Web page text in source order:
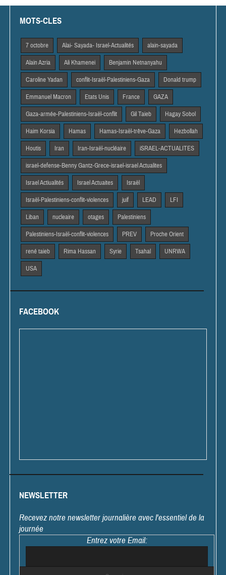
MOTS-CLES
7 octobre Alai- Sayada- Israel-Actualités alain-sayada
Alain Azria Ali Khamenei Benjamin Netnanyahu
Caroline Yadan conflit-Israël-Palestiniens-Gaza Donald trump
Emmanuel Macron Etats Unis France GAZA
Gaza-armée-Palestiniens-Israël-conflit Gil Taieb Hagay Sobol
Haim Korsia Hamas Hamas-Israël-trêve-Gaza Hezbollah
Houtis Iran Iran-Israël-nucléaire iSRAEL-ACTUALITES
israel-defense-Benny Gantz-Grece-israel-israel Actualites
Israel Actiualités Israel Actuaites Israël
Israël-Palestiniens-conflit-violences juif LEAD LFI
Liban nucleaire otages Palestiniens
Palestiniens-Israël-conflit-violences PREV Proche Orient
rené taieb Rima Hassan Syrie Tsahal UNRWA
USA
FACEBOOK
NEWSLETTER
Recevez notre newsletter journalière avec l'essentiel de la
journée
Entrez votre Email: